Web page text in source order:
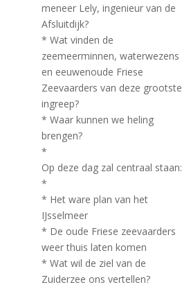
meneer Lely, ingenieur van de
Afsluitdijk?
* Wat vinden de
zeemeerminnen, waterwezens
en eeuwenoude Friese
Zeevaarders van deze grootste
ingreep?
* Waar kunnen we heling
brengen?
*
Op deze dag zal centraal staan:
*
* Het ware plan van het
IJsselmeer
* De oude Friese zeevaarders
weer thuis laten komen
* Wat wil de ziel van de
Zuiderzee ons vertellen?